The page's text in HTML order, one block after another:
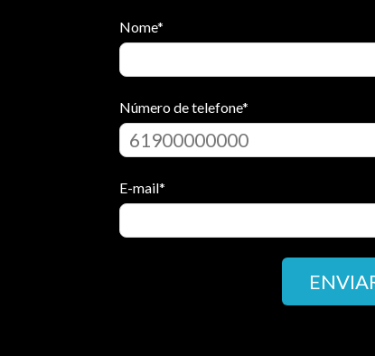
Nome*
Número de telefone*
E-mail*